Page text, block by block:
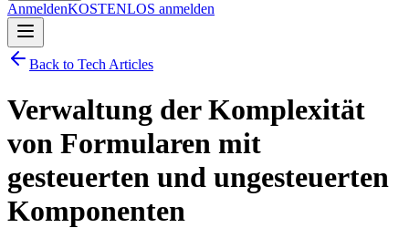
AnmeldenKOSTENLOS anmelden
Back to Tech Articles
Verwaltung der Komplexität
von Formularen mit
gesteuerten und ungesteuerten
Komponenten